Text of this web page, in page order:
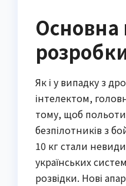
Основна
Як і у випадку з
інтелектом,
тому, щоб
безпілотників з
10 кг стали
українських
розвідки. Нові